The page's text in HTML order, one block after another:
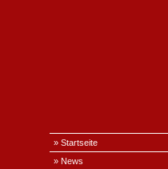
» Startseite
» News